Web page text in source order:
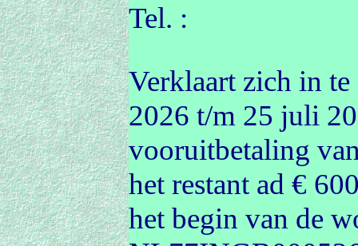
Tel. :
Verklaart zich in
2026 t/m 25 juli
vooruitbetaling
het restant ad €
het begin van de